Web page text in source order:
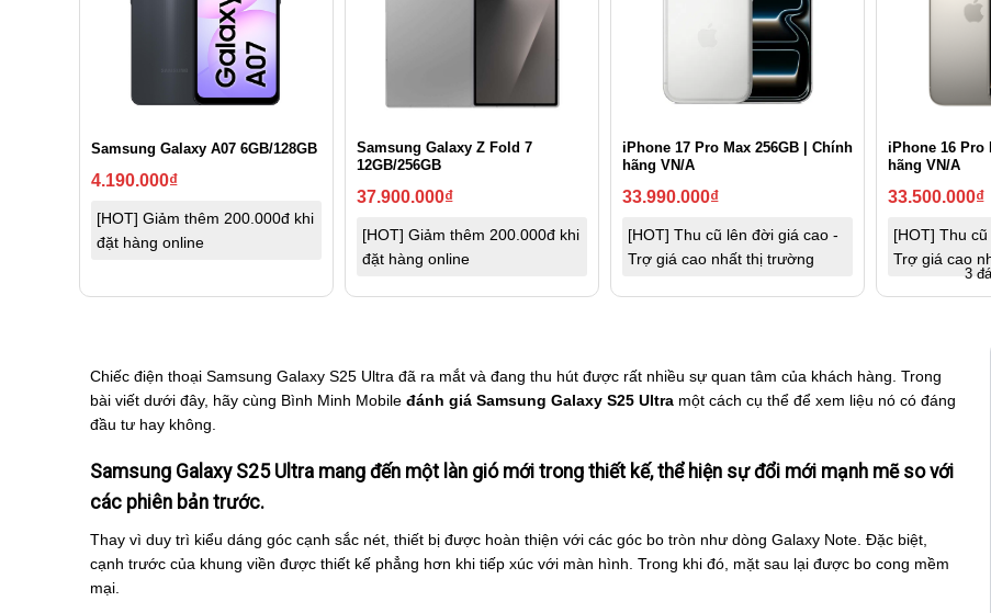
Samsung Galaxy A07 6GB/128GB
4.190.000₫
[HOT] Giảm thêm 200.000đ khi
đặt hàng online
Samsung Galaxy Z Fold 7
12GB/256GB
37.900.000₫
[HOT] Giảm thêm 200.000đ khi
đặt hàng online
iPhone 17 Pro Max 256GB | Chính
hãng VN/A
33.990.000₫
[HOT] Thu cũ lên đời giá cao -
Trợ giá cao nhất thị trường
iPhone 16 Pro
hãng VN/A
33.500.000₫
[HOT] Thu
Trợ giá cao
3
Chiếc điện thoại Samsung Galaxy S25 Ultra đã ra mắt và đang thu hút được rất nhiều sự quan tâm của khách hàng. Trong
bài viết dưới đây, hãy cùng Bình Minh Mobile đánh giá Samsung Galaxy S25 Ultramột cách cụ thể để xem liệu nó có đáng
đầu tư hay không.
Samsung Galaxy S25 Ultra mang đến một làn gió mới trong thiết kế, thể hiện sự đổi mới mạnh mẽ so với
các phiên bản trước.
Thay vì duy trì kiểu dáng góc cạnh sắc nét, thiết bị được hoàn thiện với các góc bo tròn như dòng Galaxy Note. Đặc biệt,
cạnh trước của khung viền được thiết kế phẳng hơn khi tiếp xúc với màn hình. Trong khi đó, mặt sau lại được bo cong mềm
mại.